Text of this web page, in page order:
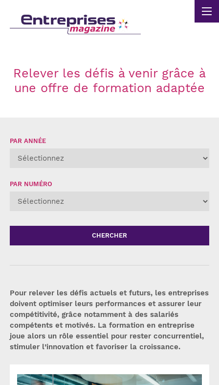
Relever les défis à venir grâce à
une offre de formation adaptée
Pour relever les défis actuels et futurs, les entreprises
doivent optimiser leurs performances et assurer leur
compétitivité, grâce notamment à des salariés
compétents et motivés. La formation en entreprise
joue alors un rôle essentiel pour rester concurrentiel,
stimuler l’innovation et favoriser la croissance.
PAR ANNÉE
PAR NUMÉRO
CHERCHER